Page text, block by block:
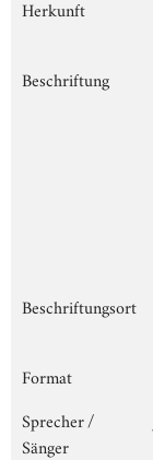
Herkunft
Beschriftung
Beschriftungsort
Format
Sprecher /
Sänger